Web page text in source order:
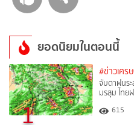
ยอดนิยมในตอนนี้
1
#ข่าวเศร
จับตาฝนร
มรสุม ไทย
615